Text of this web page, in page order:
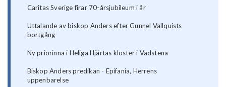
Caritas Sverige firar 70-årsjubileum i år
Uttalande av biskop Anders efter Gunnel Vallquists
bortgång
Ny priorinna i Heliga Hjärtas kloster i Vadstena
Biskop Anders predikan - Epifania, Herrens
uppenbarelse